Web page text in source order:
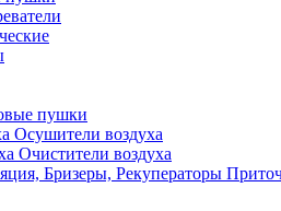
пушки
Осушители воздуха
Очистители воздуха